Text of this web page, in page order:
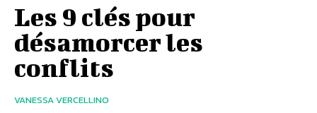
Les 9 clés pour
désamorcer les
conflits
VANESSA VERCELLINO